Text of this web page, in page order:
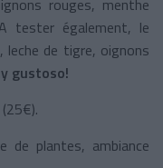
tester également, le
leche de tigre, oignons
gustoso!
de plantes, ambiance